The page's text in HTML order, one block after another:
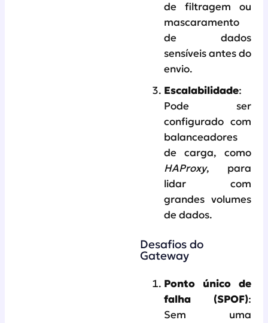
de filtragem ou
mascaramento
de dados
sensíveis antes do
envio.
Escalabilidade:
Pode ser
configurado com
balanceadores
de carga, como
HAProxy, para
lidar com
grandes volumes
de dados.
Desafios do
Gateway
Ponto único de
falha (SPOF):
Sem uma